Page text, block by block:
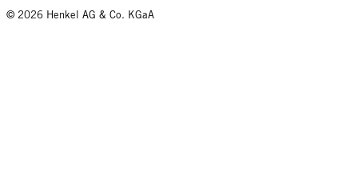
© 2026 Henkel AG & Co. KGaA